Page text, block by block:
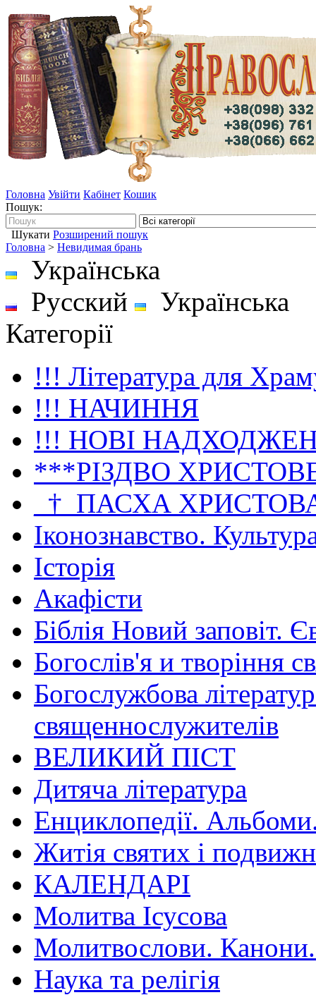
Головна Увійти Кабінет Кошик
Пошук:
Шукати Розширений пошук
Головна > Невидимая брань
Українська
Русский
Українська
Категорії
!!! Література для
!!! НАЧИННЯ
!!! НОВІ
***РІЗДВО
_†_ПАСХА
Іконознавство.
Історія
Акафісти
Біблія Новий заповіт.
Богослів'я и творіння
Богослужбова
священнослужителів
ВЕЛИКИЙ ПІСТ
Дитяча література
Енциклопедії.
Житія святих і
КАЛЕНДАРІ
Молитва Ісусова
Молитвослови.
Наука та релігія